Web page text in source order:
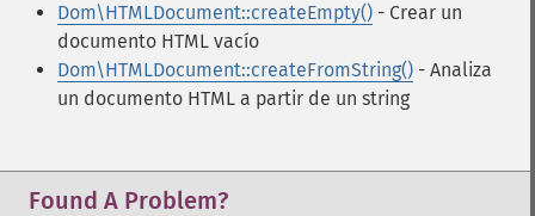
Dom\HTMLDocument::createEmpty() - Crear un
documento HTML vacío
Dom\HTMLDocument::createFromString() - Analiza
un documento HTML a partir de un string
Found A Problem?